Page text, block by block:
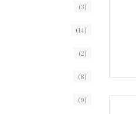
(3)
(14)
(2)
(8)
(9)